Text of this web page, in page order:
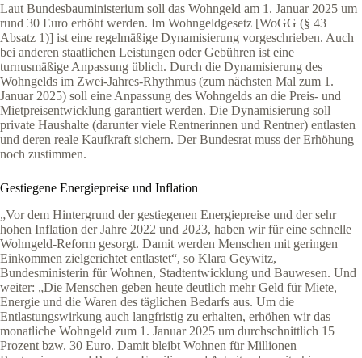
Laut Bundesbauministerium soll das Wohngeld am 1. Januar 2025 um
rund 30 Euro erhöht werden. Im Wohngeldgesetz [WoGG (§ 43
Absatz 1)] ist eine regelmäßige Dynamisierung vorgeschrieben. Auch
bei anderen staatlichen Leistungen oder Gebühren ist eine
turnusmäßige Anpassung üblich. Durch die Dynamisierung des
Wohngelds im Zwei-Jahres-Rhythmus (zum nächsten Mal zum 1.
Januar 2025) soll eine Anpassung des Wohngelds an die Preis- und
Mietpreisentwicklung garantiert werden. Die Dynamisierung soll
private Haushalte (darunter viele Rentnerinnen und Rentner) entlasten
und deren reale Kaufkraft sichern. Der Bundesrat muss der Erhöhung
noch zustimmen.
Gestiegene Energiepreise und Inflation
„Vor dem Hintergrund der gestiegenen Energiepreise und der sehr
hohen Inflation der Jahre 2022 und 2023, haben wir für eine schnelle
Wohngeld-Reform gesorgt. Damit werden Menschen mit geringen
Einkommen zielgerichtet entlastet“, so Klara Geywitz,
Bundesministerin für Wohnen, Stadtentwicklung und Bauwesen. Und
weiter: „Die Menschen geben heute deutlich mehr Geld für Miete,
Energie und die Waren des täglichen Bedarfs aus. Um die
Entlastungswirkung auch langfristig zu erhalten, erhöhen wir das
monatliche Wohngeld zum 1. Januar 2025 um durchschnittlich 15
Prozent bzw. 30 Euro. Damit bleibt Wohnen für Millionen